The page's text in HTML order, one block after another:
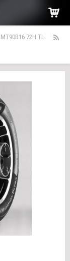
72H TL